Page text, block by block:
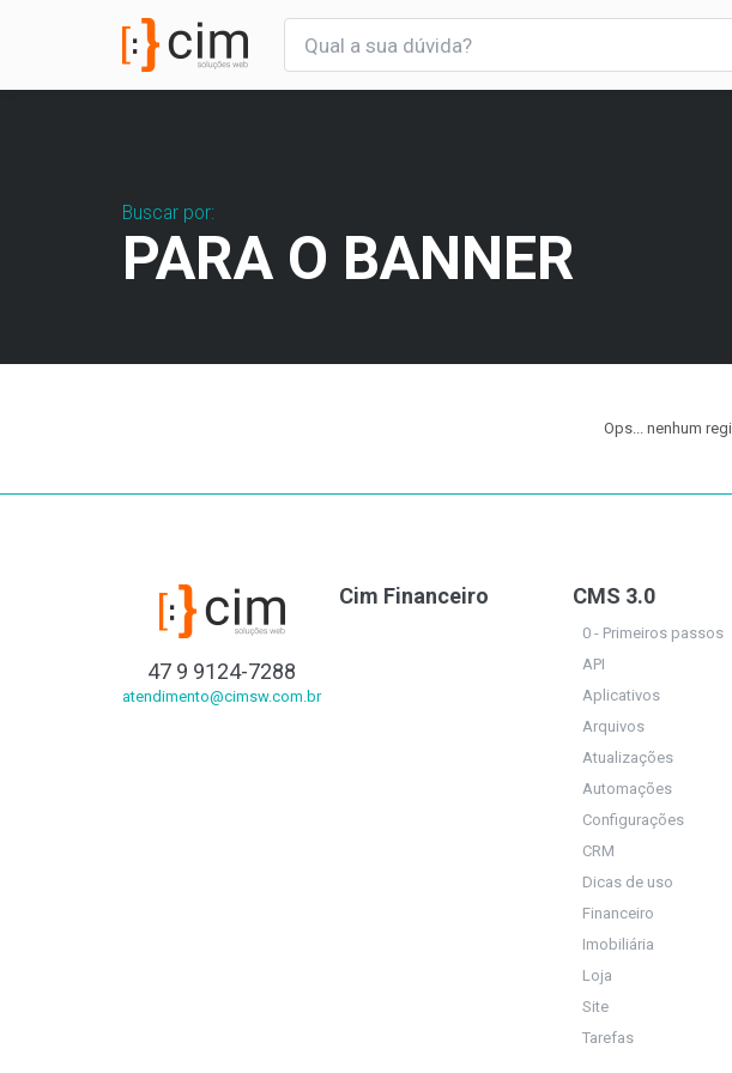
Buscar por:
PARA O BANNER
Ops... nenhum
47 9 9124-7288
atendimento@cimsw.com.br
Cim Financeiro CMS 3.0
0 - Primeiros passos
API
Aplicativos
Arquivos
Atualizações
Automações
Configurações
CRM
Dicas de uso
Financeiro
Imobiliária
Loja
Site
Tarefas